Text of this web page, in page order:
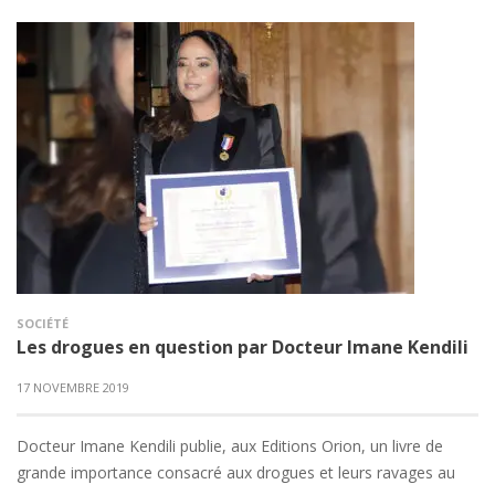
SOCIÉTÉ
Les drogues en question par Docteur Imane Kendili
17 NOVEMBRE 2019
Docteur Imane Kendili publie, aux Editions Orion, un livre de
grande importance consacré aux drogues et leurs ravages au